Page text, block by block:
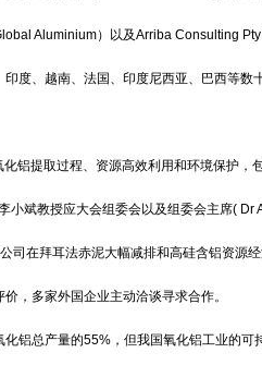
Aluminium）以及Arriba Consulting
度、越南、法国、印度尼西亚、巴西等数
铝提取过程、资源高效利用和环境保护，
斌教授应大会组委会以及组委会主席( Dr
司在拜耳法赤泥大幅减排和高硅含铝资源
，多家外国企业主动洽谈寻求合作。
铝总产量的55%，但我国氧化铝工业的可